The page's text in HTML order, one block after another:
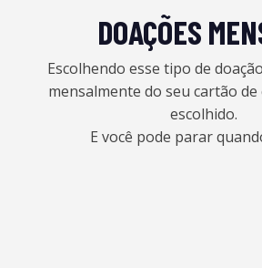
DOAÇÕES
Escolhendo esse tipo de
mensalmente do seu cartão
escolhido.
E você pode parar